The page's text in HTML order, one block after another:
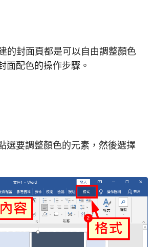
的封面頁都是可以自由調整顏色
面配色的操作步驟。
選要調整顏色的元素，然後選擇